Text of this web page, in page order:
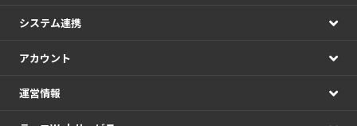
システム連携
アカウント
運営情報